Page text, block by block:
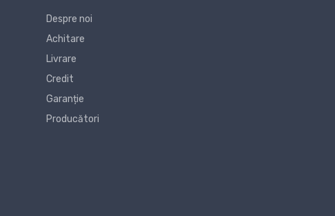
Despre noi
Achitare
Livrare
Credit
Garanție
Producători